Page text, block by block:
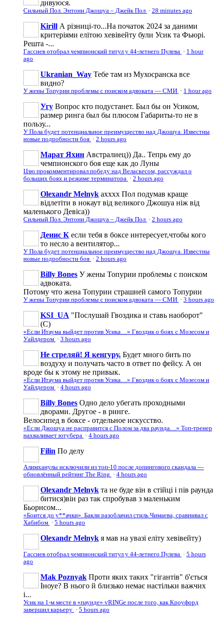
дивуюся.
Сильный Пол. Энтони Джошуа – Джейк Пол · 28 minutes ago
Kirill А різниці-то...На початок 2024 за даними
критеріями елітою хевівейту були Усик та Фьюрі.
Решта -...
Гассиев отобрал чемпионский титул у 44-летнего Пулева · 1 hour
ago
Ukranian_Way Тебе там из Мухосранска все
видно?
У жены Топурии проблемы с поиском адвоката — СМИ · 1 hour ago
Угу Вопрос кто подустанет. Был бы он Усиком,
размер ринга был бы плюсом Габариты-то не в
пользу...
У Пола будет потенциальное преимущество над Джошуа. Известны
новые подробности боя · 2 hours ago
Марат Яхин Австралиец)) Да.. Тепрь ему до
чемпионского боя еще как до Луны
Цзю прокомментировал победу над Веласкесом, рассуждал о
больших боях и режиме терминатора · 2 hours ago
Olexandr Melnyk ахххх Пол подумав краще
відлетіти в нокаут від великого Джошуа ніж від
маленького Девіса))
Сильный Пол. Энтони Джошуа – Джейк Пол · 2 hours ago
Денис К если тебя в боксе интересует,чтобы кого
то несло а вентилятор...
У Пола будет потенциальное преимущество над Джошуа. Известны
новые подробности боя · 2 hours ago
Billy Bones У жены Топурии проблемы с поиском
адвоката.
Потому что жена Топурии страшней самого Топурии
У жены Топурии проблемы с поиском адвоката — СМИ · 3 hours ago
KSI_UA "Послушай Гвоздика и ставь наоборот"
(С)
«Если Итаума выйдет против Усика…» Гвоздик о боях с Мозесом и
Уайлдером · 3 hours ago
Не стреляй! Я кенгуру. Будет много бить по
воздуху и получать часто в ответ по фейсу. А он
вроде бы к этому не привык.
«Если Итаума выйдет против Усика…» Гвоздик о боях с Мозесом и
Уайлдером · 4 hours ago
Billy Bones Одно дело убегать проходными
дворами. Другое - в ринге.
Велосипед в боксе - отдельное искусство.
«Если Джошуа не расправится с Полом за два раунда…» Топ-тренер
нахваливает ютубера · 4 hours ago
Filin По делу
Алимханулы исключили из топ-10 после допингового скандала —
обновлённый рейтинг The Ring · 4 hours ago
Olexandr Melnyk та не буде він в стійці і пів раунда
битися)він раз так спробував з маленьким
Бьорнсом...
«Боится до у**ачки». Бакли разоблачил стиль Чимаева, сравнивал с
Хабибом · 5 hours ago
Olexandr Melnyk я мав на увазі еліту хевівейту)
Гассиев отобрал чемпионский титул у 44-летнего Пулева · 5 hours
ago
Mak Poznyak Проти яких таких "гігантів" б'ється
Іноуе? В нього й близько немає настільки важчих
і...
Усик на 1-м месте в «паунде» vRINGe после того, как Кроуфорд
завершил карьеру · 5 hours ago